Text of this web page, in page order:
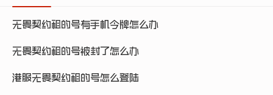
无畏契约租的号有手机令牌怎么办
无畏契约租的号被封了怎么办
港服无畏契约租的号怎么登陆